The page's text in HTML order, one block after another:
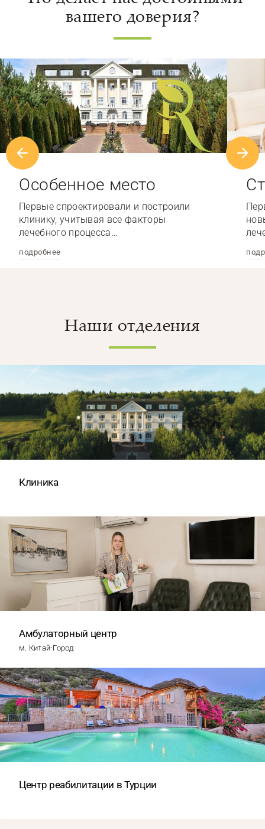
вашего доверия?
Особенное место
Первые спроектировали и построили
клинику, учитывая все факторы
лечебного процесса…
подробнее
Наши отделения
Клиника
Амбулаторный центр
м. Китай-Город
Центр реабилитации в Турции